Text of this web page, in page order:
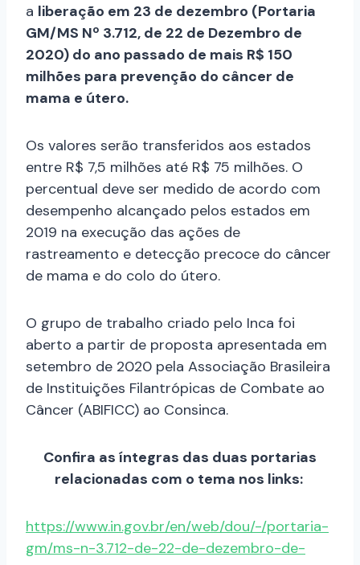
a liberação em 23 de dezembro (Portaria
GM/MS Nº 3.712, de 22 de Dezembro de
2020) do ano passado de mais R$ 150
milhões para prevenção do câncer de
mama e útero.
Os valores serão transferidos aos estados
entre R$ 7,5 milhões até R$ 75 milhões. O
percentual deve ser medido de acordo com
desempenho alcançado pelos estados em
2019 na execução das ações de
rastreamento e detecção precoce do câncer
de mama e do colo do útero.
O grupo de trabalho criado pelo Inca foi
aberto a partir de proposta apresentada em
setembro de 2020 pela Associação Brasileira
de Instituições Filantrópicas de Combate ao
Câncer (ABIFICC) ao Consinca.
Confira as íntegras das duas portarias
relacionadas com o tema nos links:
https://www.in.gov.br/en/web/dou/-/portaria-
gm/ms-n-3.712-de-22-de-dezembro-de-